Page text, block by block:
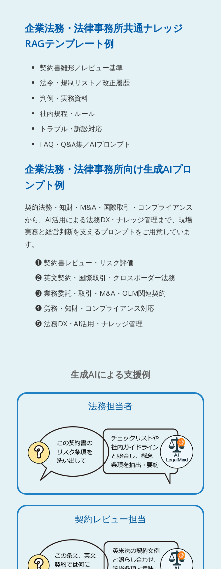
企業法務・法律事務所共通ナレッジ
RAGテンプレート例
契約書雛形／レビュー基準
法令・規制リスト／改正履歴
判例・実務資料
社内規程・ルール
トラブル・訴訟対応
FAQ・Q&A集／AIプロンプト
企業法務・法律事務所向け生成AIプロ
ンプト例
契約法務・知財・M&A・国際取引・コンプライアンス
から、AI活用による法務DX・ナレッジ管理まで、現場
実務と経営判断を支えるプロンプトをご用意していま
す。
❶ 契約書レビュー・リスク評価
❷ 英文契約・国際取引・クロスボーダー法務
❸ 業務委託・取引・M&A・OEM関連契約
❹ 労務・知財・コンプライアンス対応
❺ 法務DX・AI活用・ナレッジ管理
生成AIによる支援例
法務担当者
契約レビュー担当